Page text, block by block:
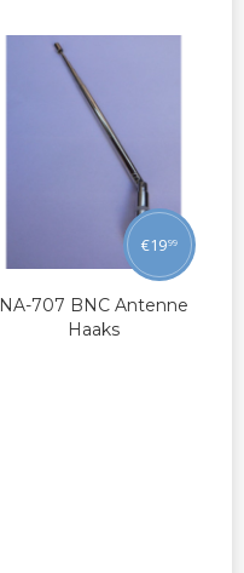
NA-707 BNC Antenne
Haaks
€1999